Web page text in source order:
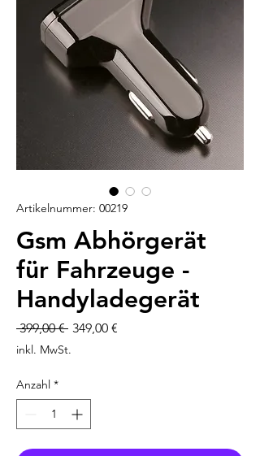
Artikelnummer: 00219
Gsm Abhörgerät
für Fahrzeuge -
Handyladegerät
399,00 € Standardpreis
349,00 €
inkl. MwSt.
Anzahl *